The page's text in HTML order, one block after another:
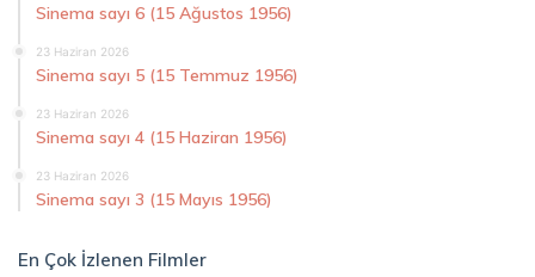
Sinema sayı 6 (15 Ağustos 1956)
23 Haziran 2026
Sinema sayı 5 (15 Temmuz 1956)
23 Haziran 2026
Sinema sayı 4 (15 Haziran 1956)
23 Haziran 2026
Sinema sayı 3 (15 Mayıs 1956)
En Çok İzlenen Filmler